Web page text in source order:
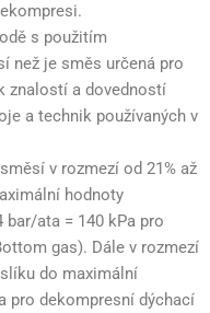
s použitím
než je směs určená pro
znalostí a dovedností
a technik používaných v
v rozmezí od 21% až
hodnoty
ata = 140 kPa pro
gas). Dále v rozmezí
do maximální
pro dekompresní dýchací